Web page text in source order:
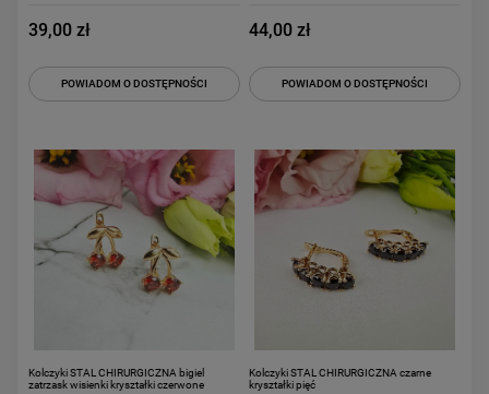
39,00 zł
POWIADOM O DOSTĘPNOŚCI
44,00 zł
POWIADOM O DOSTĘPNOŚCI
Kolczyki STAL CHIRURGICZNA bigiel
zatrzask wisienki kryształki czerwone
Kolczyki STAL CHIRURGICZNA czarne
kryształki pięć